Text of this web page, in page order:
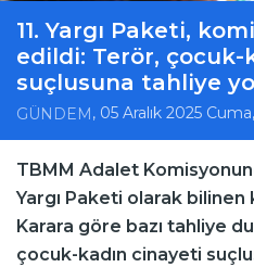
11. Yargı Paketi,
edildi: Terör, çocuk-
suçlusuna tahliye
GÜNDEM, 05 Aralık 2025
TBMM Adalet
Yargı Paketi olarak
Karara göre bazı tahliye
çocuk-kadın cinayeti